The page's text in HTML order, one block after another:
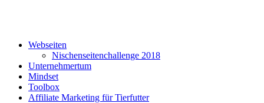
Webseiten
Nischenseitenchallenge 2018
Unternehmertum
Mindset
Toolbox
Affiliate Marketing für Tierfutter